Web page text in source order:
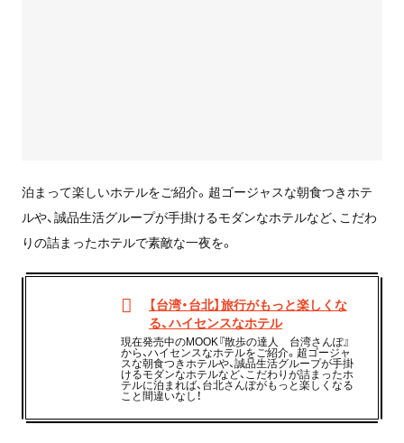
泊まって楽しいホテルをご紹介。超ゴージャスな朝食つきホテ
ルや、誠品生活グループが手掛けるモダンなホテルなど、こだわ
りの詰まったホテルで素敵な一夜を。
【台湾・台北】旅行がもっと楽しくな
る、ハイセンスなホテル
現在発売中のMOOK『散歩の達人 台湾さんぽ』
から、ハイセンスなホテルをご紹介。超ゴージャ
スな朝食つきホテルや、誠品生活グループが手掛
けるモダンなホテルなど、こだわりが詰まったホ
テルに泊まれば、台北さんぽがもっと楽しくなる
こと間違いなし！